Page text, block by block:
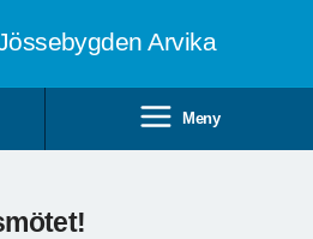
Arvika
Meny